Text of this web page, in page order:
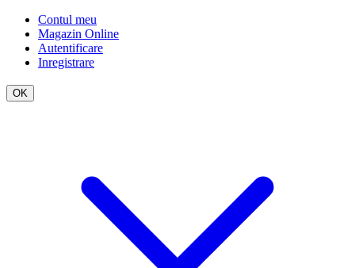
Contul meu
Magazin Online
Autentificare
Inregistrare
OK